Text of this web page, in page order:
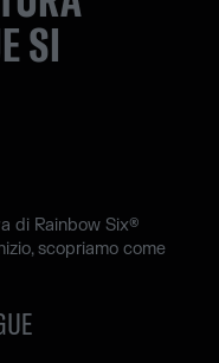
SI
di Rainbow Six®
scopriamo come